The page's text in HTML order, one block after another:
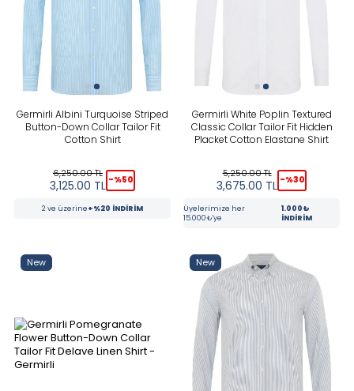
Germirli Albini Turquoise Striped
Button-Down Collar Tailor Fit
Cotton Shirt
6,250.00TL
3,125.00 TL -%50
2 ve üzerine+%20 İNDİRİM
Germirli White Poplin Textured
Classic Collar Tailor Fit Hidden
Placket Cotton Elastane Shirt
5,250.00TL
3,675.00 TL -%30
Üyelerimize her
15.000₺'ye
1.000₺
İNDİRİM
New New